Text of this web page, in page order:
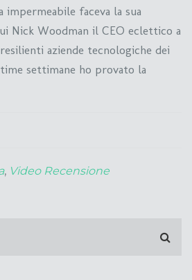
impermeabile faceva la sua
Nick Woodman il CEO eclettico a
aziende tecnologiche dei
settimane ho provato la
, Video Recensione